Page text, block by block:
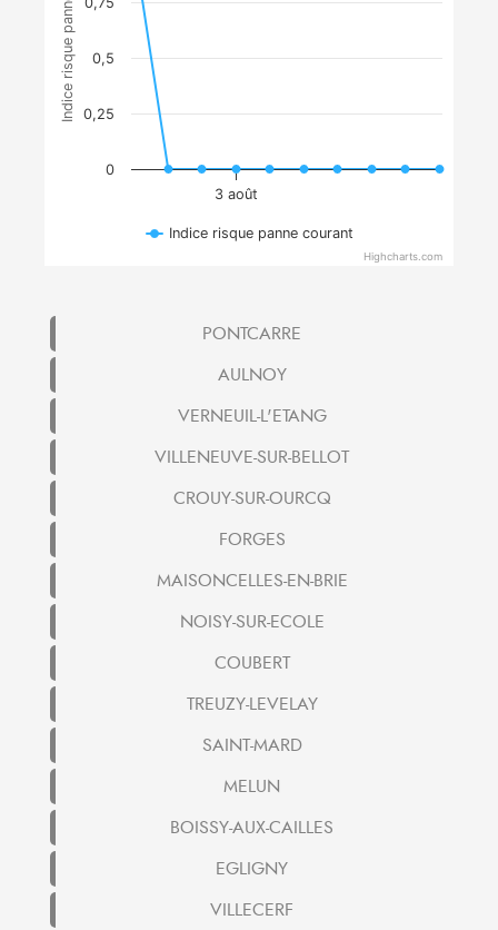
3 août
0
0,25
0,5
Indice risque panne courant
Highcharts.com
PONTCARRE
AULNOY
VERNEUIL-L'ETANG
VILLENEUVE-SUR-BELLOT
CROUY-SUR-OURCQ
FORGES
MAISONCELLES-EN-BRIE
NOISY-SUR-ECOLE
COUBERT
TREUZY-LEVELAY
SAINT-MARD
MELUN
BOISSY-AUX-CAILLES
EGLIGNY
VILLECERF